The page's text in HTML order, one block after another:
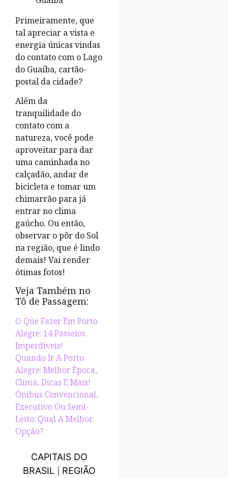
Primeiramente, que
tal apreciar a vista e
energia únicas vindas
do contato com o Lago
do Guaíba, cartão-
postal da cidade?
Além da
tranquilidade do
contato com a
natureza, você pode
aproveitar para dar
uma caminhada no
calçadão, andar de
bicicleta e tomar um
chimarrão para já
entrar no clima
gaúcho. Ou então,
observar o pôr do Sol
na região, que é lindo
demais! Vai render
ótimas fotos!
Veja Também no
Tô de Passagem:
O Que Fazer Em Porto
Alegre: 14 Passeios
Imperdíveis!
Quando Ir A Porto
Alegre: Melhor Época,
Clima, Dicas E Mais!
Ônibus Convencional,
Executivo Ou Semi-
Leito: Qual A Melhor
Opção?
CAPITAIS DO
BRASIL| REGIÃO